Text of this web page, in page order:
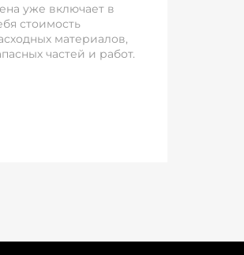
уже включает в
стоимость
материалов,
частей и работ.